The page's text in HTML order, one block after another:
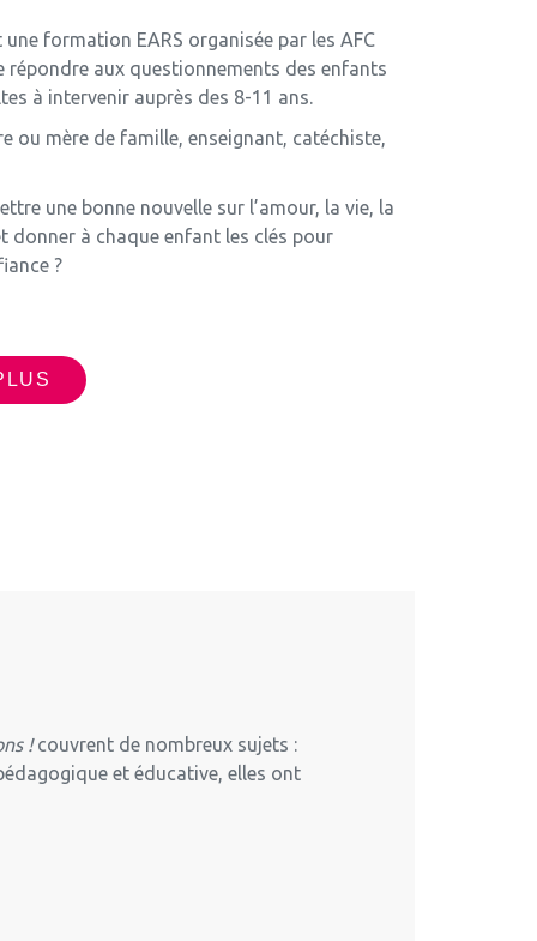
formation EARS organisée par les AFC
répondre aux questionnements des enfants
à intervenir auprès des 8-11 ans.
ou mère de famille, enseignant, catéchiste,
une bonne nouvelle sur l’amour, la vie, la
donner à chaque enfant les clés pour
?
!couvrent de nombreux sujets :
et éducative, elles ont